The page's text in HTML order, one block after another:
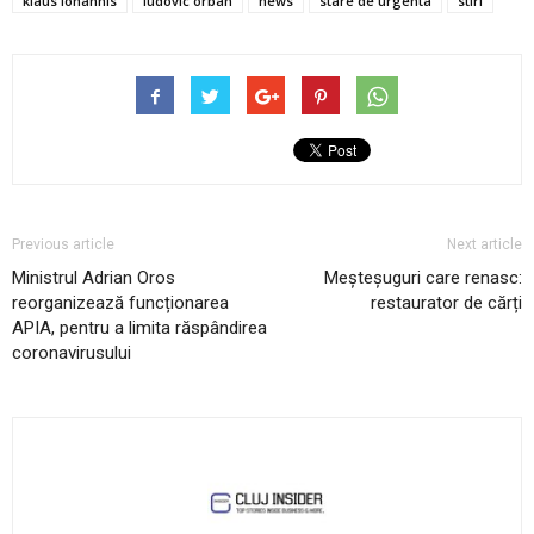
Previous article
Ministrul Adrian Oros
reorganizează funcționarea
APIA, pentru a limita răspândirea
coronavirusului
Next article
Meșteșuguri care renasc:
restaurator de cărți